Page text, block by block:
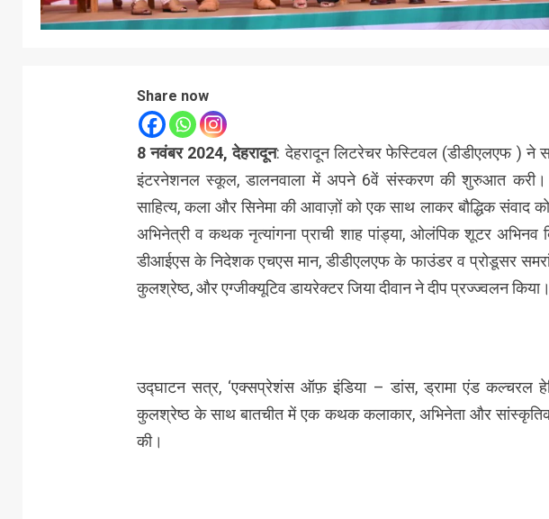
Share now
8 नवंबर 2024, देहरादून: देहरादून लिटरेचर फेस्टिवल (डीडीएलएफ ) ने
इंटरनेशनल स्कूल, डालनवाला में अपने 6वें संस्करण की शुरुआत करी।
साहित्य, कला और सिनेमा की आवाज़ों को एक साथ लाकर बौद्धिक संवाद
अभिनेत्री व कथक नृत्यांगना प्राची शाह पांड्या, ओलंपिक शूटर अभिनव
डीआईएस के निदेशक एचएस मान, डीडीएलएफ के फाउंडर व प्रोडूसर
कुलश्रेष्ठ, और एग्जीक्यूटिव डायरेक्टर जिया दीवान ने दीप प्रज्ज्वलन किया।
उद्घाटन सत्र, ‘एक्सप्रेशंस ऑफ़ इंडिया – डांस, ड्रामा एंड कल्चरल
कुलश्रेष्ठ के साथ बातचीत में एक कथक कलाकार, अभिनेता और सांस्कृतिक
की।